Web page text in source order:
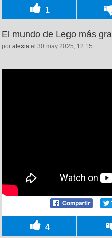
1
El mundo de Lego más
por alexia el 30 may 2025, 12:15
4